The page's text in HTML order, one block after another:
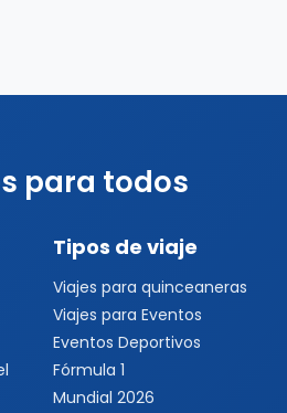
para todos
Tipos de viaje
Viajes para quinceaneras
Viajes para Eventos
Eventos Deportivos
Fórmula 1
Mundial 2026